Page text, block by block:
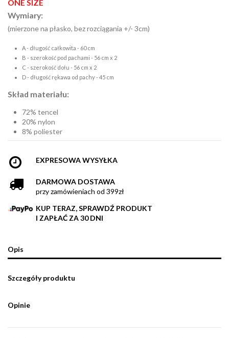
ONE SIZE
Wymiary:
(mierzone na płasko, bez rozciągania +/- 3cm)
A - długość całkowita - 60 cm
B - szerokość pod pachami - 56 cm x 2
C - szerokość dołu - 56 cm x 2
D - długość rękawa od pachy - 45 cm
Skład materiału:
72% tencel
20% nylon
8% poliester
EXPRESOWA WYSYŁKA
DARMOWA DOSTAWA
przy zamówieniach od 399zł
KUP TERAZ, SPRAWDŹ PRODUKT
I ZAPŁAĆ ZA 30 DNI
Opis
Szczegóły produktu
Opinie